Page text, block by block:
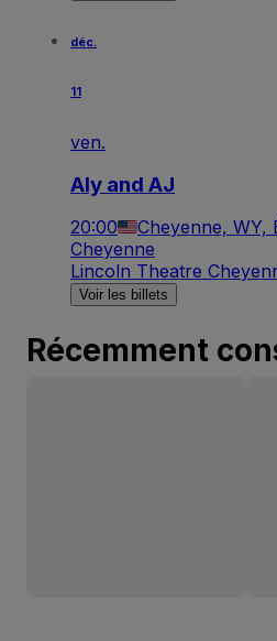
déc.
11
ven.
Aly and AJ
20:00 Cheyenne, WY,
Cheyenne
Lincoln Theatre
Voir les billets
Récemment